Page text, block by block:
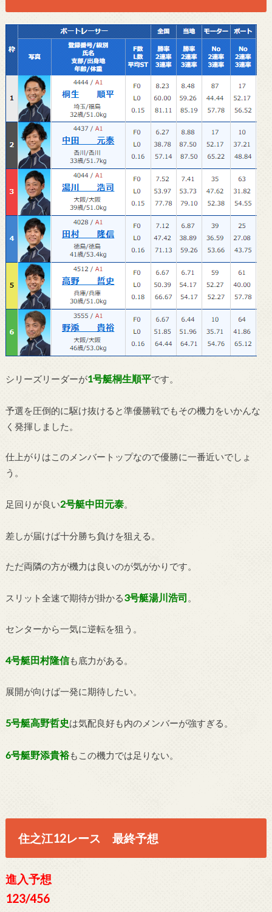
シリーズリーダーが1号艇桐生順平です。
予選を圧倒的に駆け抜けると準優勝戦でもその機力をいかんな
く発揮しました。
仕上がりはこのメンバートップなので優勝に一番近いでしょ
う。
足回りが良い2号艇中田元泰。
差しが届けば十分勝ち負けを狙える。
ただ両隣の方が機力は良いのが気がかりです。
スリット全速で期待が掛かる3号艇湯川浩司 。
センターから一気に逆転を狙う。
4号艇田村隆信も底力がある。
展開が向けば一発に期待したい。
5号艇高野哲史は気配良好も内のメンバーが強すぎる。
6号艇野添貴裕もこの機力では足りない。
住之江12レース 最終予想
進入予想
123/456